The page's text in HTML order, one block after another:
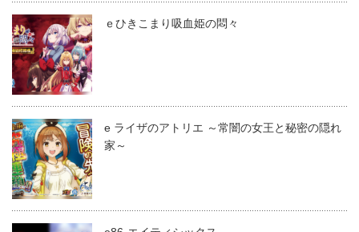
ｅひきこまり吸血姫の悶々
e ライザのアトリエ ～常闇の女王と秘密の隠れ
家～